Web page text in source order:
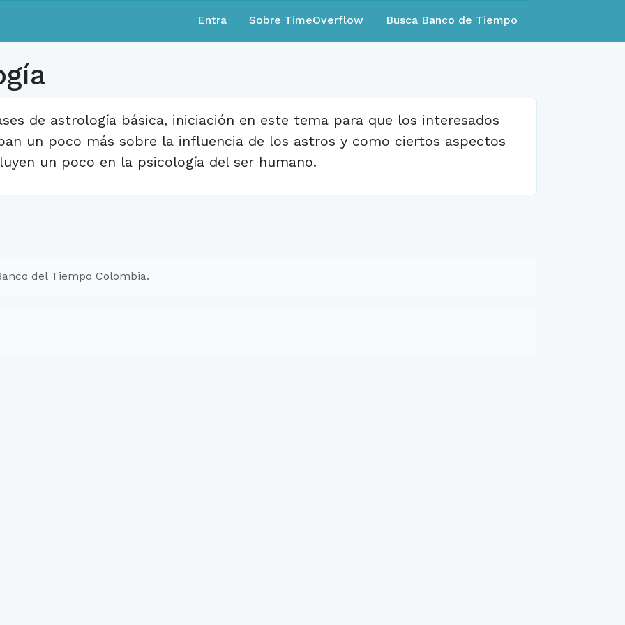
Entra Sobre TimeOverflow Busca Banco de Tiempo
de astrología básica, iniciación en este tema para que los interesados
un poco más sobre la influencia de los astros y como ciertos aspectos
un poco en la psicología del ser humano.
del Tiempo Colombia.